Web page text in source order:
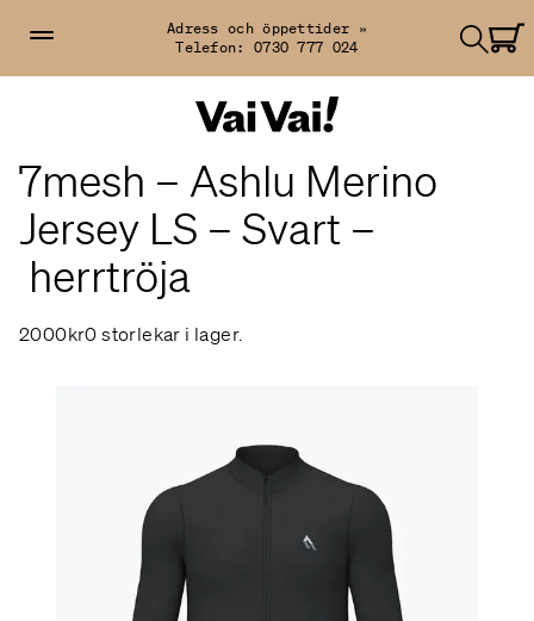
Adress och öppettider »
Telefon: 0730 777 024
7mesh – Ashlu Merino
Jersey LS – Svart –
herrtröja
2000kr0 storlekar i lager.